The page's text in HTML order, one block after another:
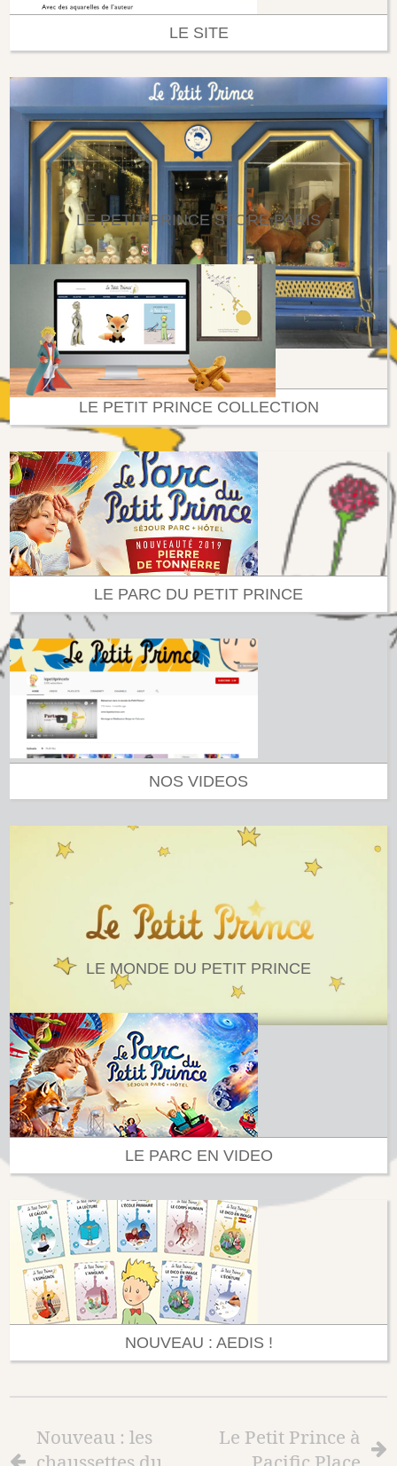
LE SITE
LE PETIT PRINCE STORE PARIS
LE PETIT PRINCE COLLECTION
LE PARC DU PETIT PRINCE
NOS VIDEOS
LE MONDE DU PETIT PRINCE
LE PARC EN VIDEO
NOUVEAU : AEDIS !
Nouveau : les
Le Petit Prince à